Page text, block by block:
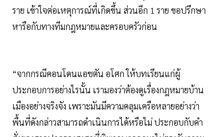
ราย เข้าใจต่อเหตุการณ์ที่เกิดขึ้น ส่วนอีก 1 ราย ขอปรึกษา
หารือกับทางทีมกฎหมายและครอบครัวก่อน
“จากกรณีคอนโดนแอชตัน อโศก ให้บทเรียนแก่ผู้
ประกอบการอย่างไรนั้น เรามองว่าต้องดูเรื่องกฎหมายบ้าน
เมืองอย่างจริงจัง เพราะมันมีความคลุมเครือหลายอย่างว่า
พื้นที่ดังกล่าวสามารถดำเนินการได้หรือไม่ ประกอบกับคำ